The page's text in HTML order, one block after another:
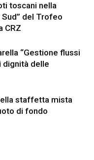
toscani nella
Sud” del Trofeo
CRZ
“Gestione flussi
delle
staffetta mista
di fondo